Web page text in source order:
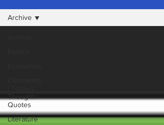
Thought |
Quotes
Literature
Archive